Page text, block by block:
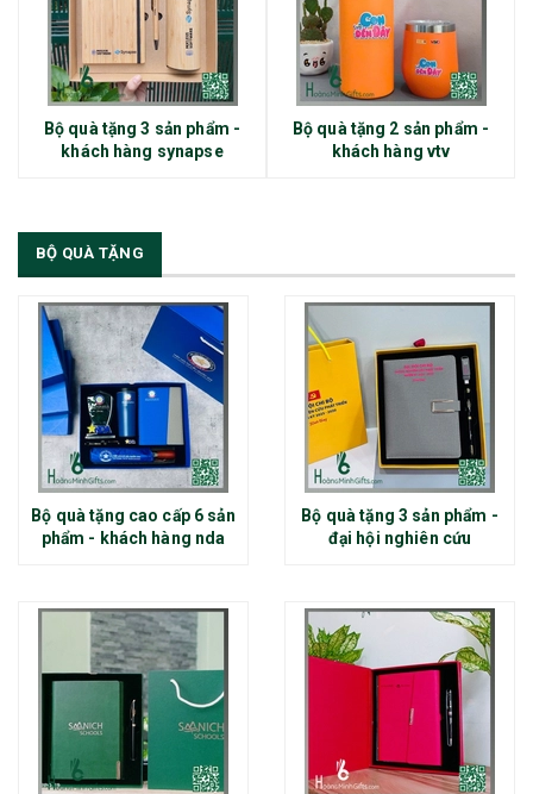
Bộ quà tặng 3 sản phẩm -
khách hàng synapse
Bộ quà tặng 2 sản phẩm -
khách hàng vtv
BỘ QUÀ TẶNG
Bộ quà tặng cao cấp 6 sản
phẩm - khách hàng nda
Bộ quà tặng 3 sản phẩm -
đại hội nghiên cứu